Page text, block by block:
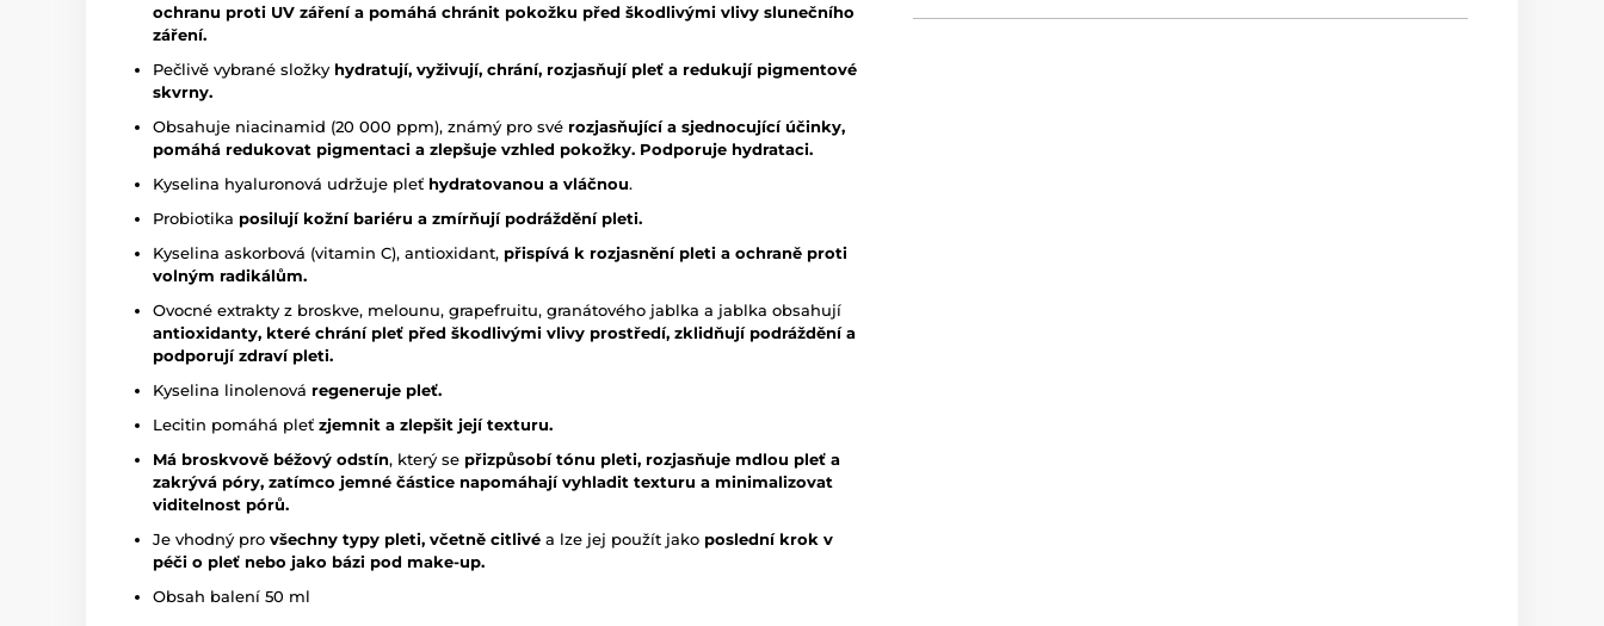
ochranu proti UV záření a pomáhá chránit pokožku před škodlivými vlivy slunečního
záření.
Pečlivě vybrané složky hydratují, vyživují, chrání, rozjasňují pleť a redukují pigmentové
skvrny.
Obsahuje niacinamid (20 000 ppm), známý pro své rozjasňující a sjednocující účinky,
pomáhá redukovat pigmentaci a zlepšuje vzhled pokožky. Podporuje hydrataci.
Kyselina hyaluronová udržuje pleť hydratovanou a vláčnou.
Probiotika posilují kožní bariéru a zmírňují podráždění pleti.
Kyselina askorbová (vitamin C), antioxidant, přispívá k rozjasnění pleti a ochraně proti
volným radikálům.
Ovocné extrakty z broskve, melounu, grapefruitu, granátového jablka a jablka obsahují
antioxidanty, které chrání pleť před škodlivými vlivy prostředí, zklidňují podráždění a
podporují zdraví pleti.
Kyselina linolenová regeneruje pleť.
Lecitin pomáhá pleť zjemnit a zlepšit její texturu.
Má broskvově béžový odstín, který se přizpůsobí tónu pleti, rozjasňuje mdlou pleť a
zakrývá póry, zatímco jemné částice napomáhají vyhladit texturu a minimalizovat
viditelnost pórů.
Je vhodný pro všechny typy pleti, včetně citlivé a lze jej použít jako poslední krok v
péči o pleť nebo jako bázi pod make-up.
Obsah balení 50 ml